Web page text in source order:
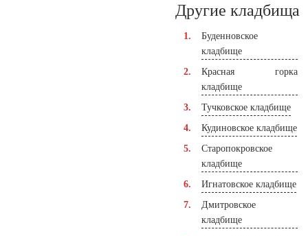
Другие кладбища
Буденновское
кладбище
Красная горка
кладбище
Тучковское кладбище
Кудиновское кладбище
Старопокровское
кладбище
Игнатовское кладбище
Дмитровское
кладбище